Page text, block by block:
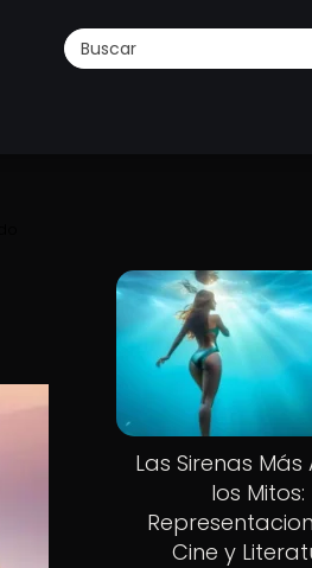
Las Sirenas Más
los Mitos:
Cine y